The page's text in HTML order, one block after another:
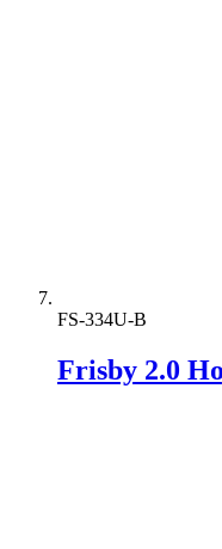
FS-334U-B
Frisby 2.0